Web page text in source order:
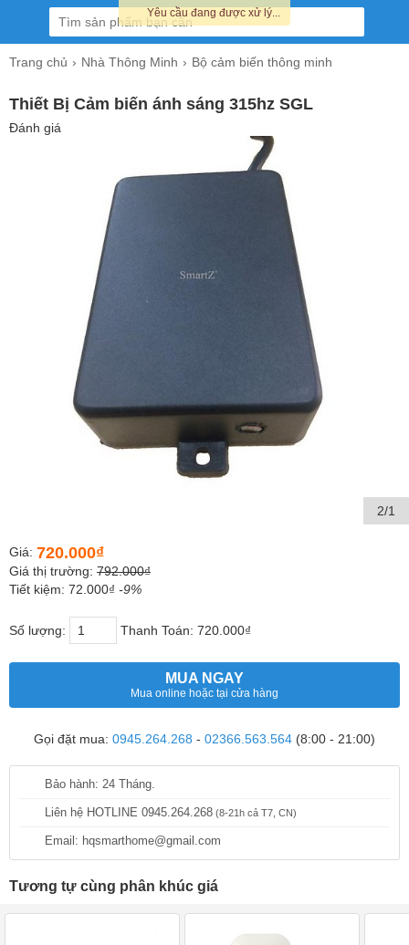
Trang chủ Nhà Thông Minh Bộ cảm biến thông minh
Thiết Bị Cảm biến ánh sáng 315hz SGL
Đánh giá
2/1
Giá: 720.000₫
Giá thị trường: 792.000₫
Tiết kiệm: 72.000₫ -9%
Số lượng: Thanh Toán: 720.000₫
MUA NGAY
Mua online hoặc tại cửa hàng
Gọi đặt mua: 0945.264.268 - 02366.563.564 (8:00 - 21:00)
Bảo hành: 24 Tháng.
Liên hệ HOTLINE 0945.264.268 (8-21h cả T7, CN)
Email: hqsmarthome@gmail.com
Tương tự cùng phân khúc giá
Yêu cầu đang được xử lý...